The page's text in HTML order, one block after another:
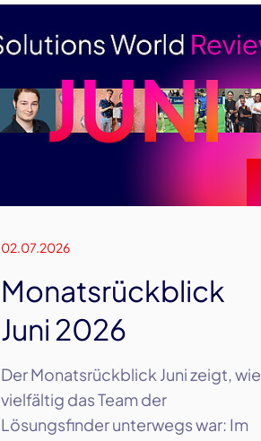
02.07.2026
Monatsrückblick
Juni 2026
Der Monatsrückblick Juni zeigt, wie
vielfältig das Team der
Lösungsfinder unterwegs war: Im